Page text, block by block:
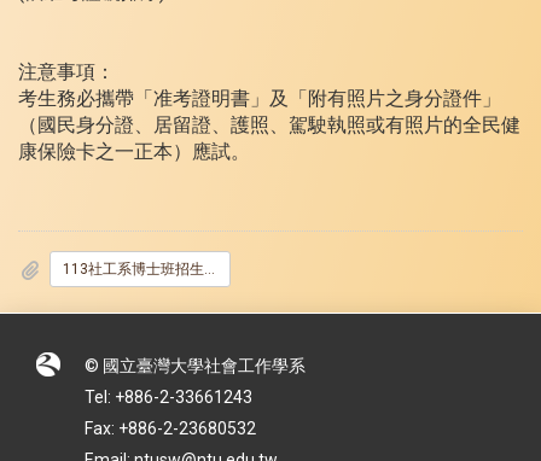
注意事項：
考生務必攜帶「准考證明書」及「附有照片之身分證件」
（國民身分證、居留證、護照、駕駛執照或有照片的全民健
康保險卡之一正本）應試。
113社工系博士班招生口試順序表.pdf
© 國立臺灣大學社會工作學系
Tel: +886-2-33661243
Fax: +886-2-23680532